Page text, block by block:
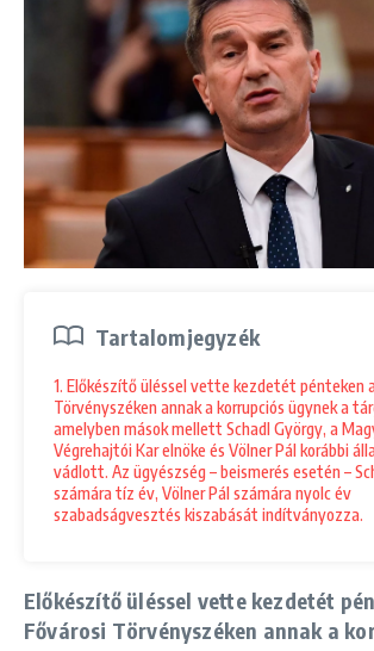
Tartalomjegyzék
1. Előkészítő üléssel vette kezdetét pénteken
Törvényszéken annak a korrupciós ügynek a
amelyben mások mellett Schadl György, a
Végrehajtói Kar elnöke és Völner Pál korábbi
vádlott. Az ügyészség – beismerés esetén –
számára tíz év, Völner Pál számára nyolc év
szabadságvesztés kiszabását indítványozza.
Előkészítő üléssel vette kezdetét
Fővárosi Törvényszéken annak a